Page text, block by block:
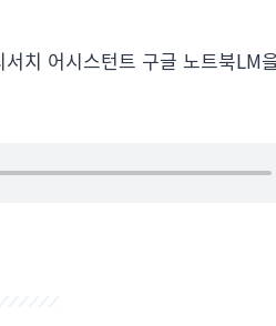
치 어시스턴트 구글 노트북LM